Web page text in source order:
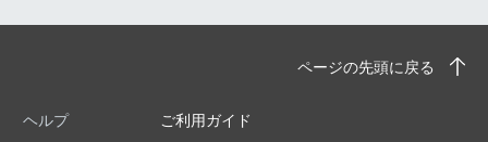
ページの先頭に戻る
ヘルプ
ご利用ガイド